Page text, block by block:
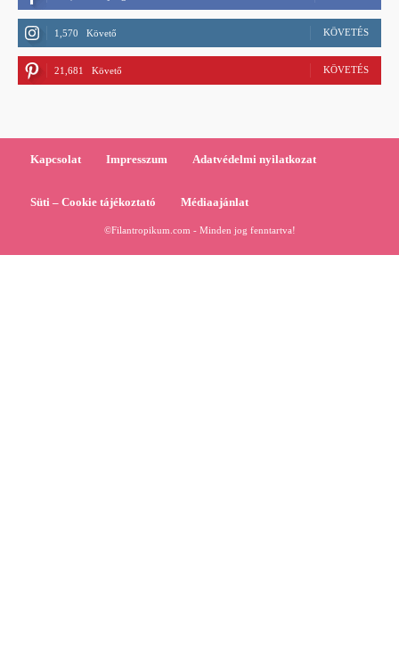
1,570 Követő KÖVETÉS
21,681 Követő KÖVETÉS
Kapcsolat Impresszum Adatvédelmi nyilatkozat
Süti – Cookie tájékoztató Médiaajánlat
©Filantropikum.com - Minden jog fenntartva!